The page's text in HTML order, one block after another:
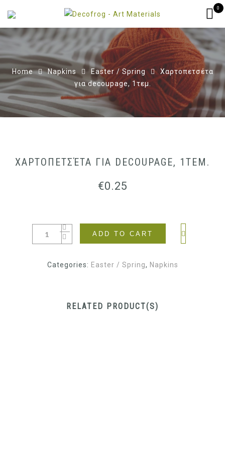
0
Home Napkins Easter / Spring
Χαρτοπετσέτα
για decoupage, 1τεμ.
ΧΑΡΤΟΠΕΤΣΈΤΑ ΓΙΑ DECOUPAGE, 1ΤΕΜ.
€0.25
ADD TO CART
Categories: Easter / Spring, Napkins
RELATED PRODUCT(S)